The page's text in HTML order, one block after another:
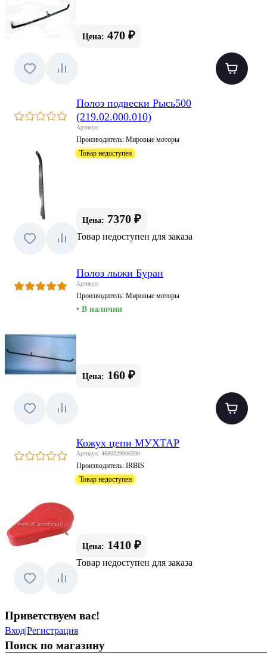
Цена: 470 ₽
Полоз подвески Рысь500
(219.02.000.010)
Артикул:
Производитель: Мировые моторы
Товар недоступен
Цена: 7370 ₽
Товар недоступен для заказа
Полоз лыжи Буран
Артикул:
Производитель: Мировые моторы
• В наличии
Цена: 160 ₽
Кожух цепи МУХТАР
Артикул: 4680329000590
Производитель: IRBIS
Товар недоступен
Цена: 1410 ₽
Товар недоступен для заказа
Приветствуем вас!
Вход|Регистрация
Поиск по магазину